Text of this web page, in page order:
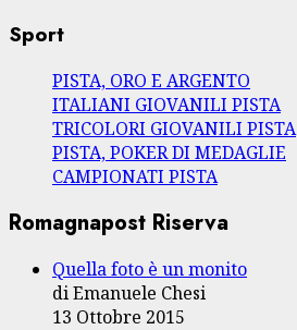
Sport
PISTA, ORO E ARGENTO
ITALIANI GIOVANILI PISTA
TRICOLORI GIOVANILI PISTA
PISTA, POKER DI MEDAGLIE
CAMPIONATI PISTA
Romagnapost Riserva
Quella foto è un monito
di Emanuele Chesi
13 Ottobre 2015